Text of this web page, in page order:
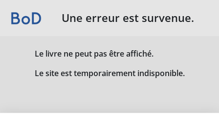
Une erreur est survenue.
Le livre ne peut pas être affiché.
Le site est temporairement indisponible.